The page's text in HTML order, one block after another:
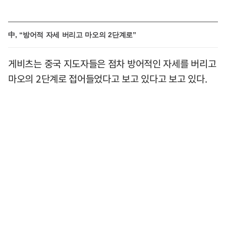
中, “방어적 자세 버리고 마오의 2단계로”
게비츠는 중국 지도자들은 점차 방어적인 자세를 버리고
마오의 2단계로 접어들었다고 보고 있다고 보고 있다.